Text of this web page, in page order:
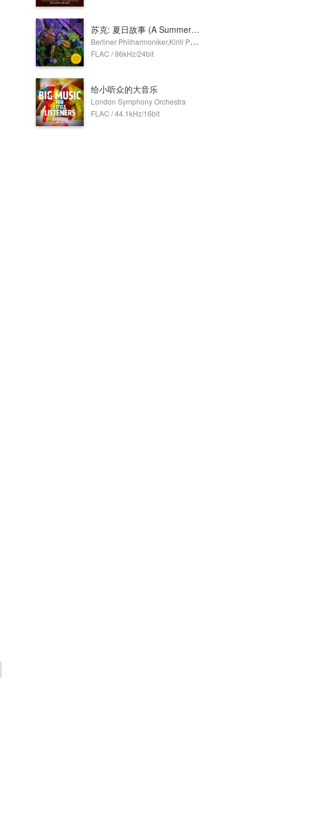
苏克: 夏日故事 (A Summer's Tale), Op. 29
Berliner Philharmoniker,Kirill Petrenko
FLAC / 96kHz/24bit
给小听众的大音乐
London Symphony Orchestra
FLAC / 44.1kHz/16bit